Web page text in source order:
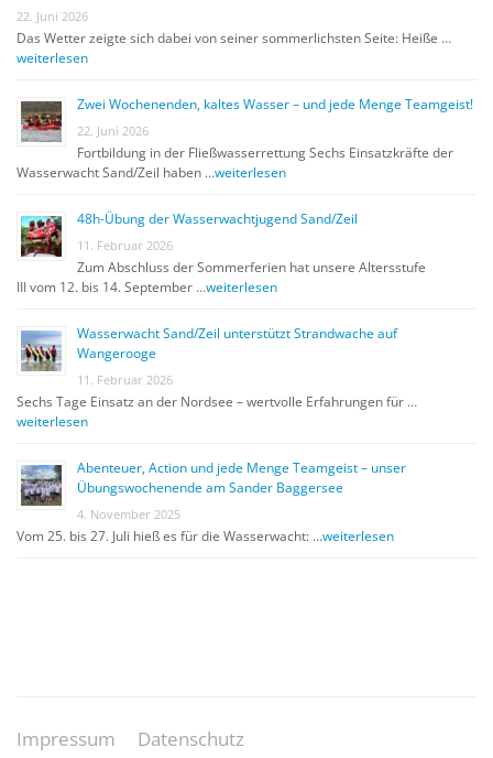
22. Juni 2026
Das Wetter zeigte sich dabei von seiner sommerlichsten Seite: Heiße …
weiterlesen
Zwei Wochenenden, kaltes Wasser – und jede Menge Teamgeist!
22. Juni 2026
Fortbildung in der Fließwasserrettung Sechs Einsatzkräfte der
Wasserwacht Sand/Zeil haben …weiterlesen
48h-Übung der Wasserwachtjugend Sand/Zeil
11. Februar 2026
Zum Abschluss der Sommerferien hat unsere Altersstufe
III vom 12. bis 14. September …weiterlesen
Wasserwacht Sand/Zeil unterstützt Strandwache auf
Wangerooge
11. Februar 2026
Sechs Tage Einsatz an der Nordsee – wertvolle Erfahrungen für …
weiterlesen
Abenteuer, Action und jede Menge Teamgeist – unser
Übungswochenende am Sander Baggersee
4. November 2025
Vom 25. bis 27. Juli hieß es für die Wasserwacht: …weiterlesen
Impressum Datenschutz